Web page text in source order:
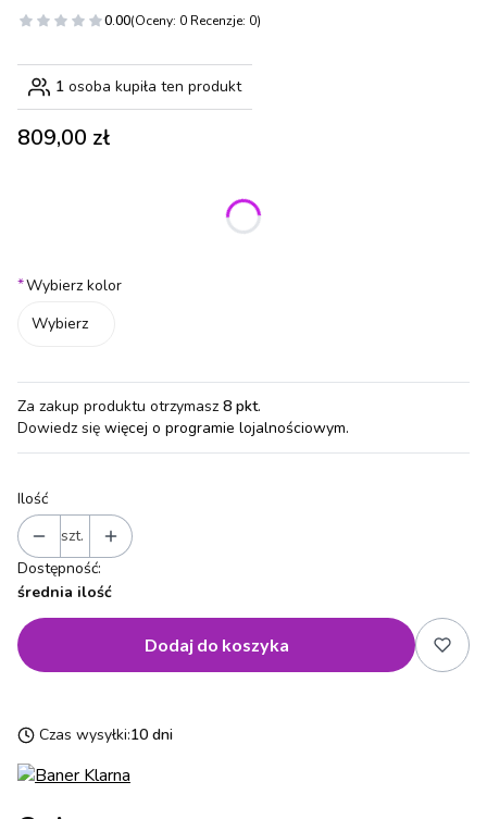
0.00(Oceny: 0 Recenzje: 0)
1 osoba kupiła ten produkt
Cena
809,00 zł
Poszczególne warianty mogą różnić się ceną
*Wybierz kolor
Wybierz
Za zakup produktu otrzymasz 8 pkt.
Dowiedz się więcej o programie lojalnościowym.
Ilość
szt.
Dostępność:
średnia ilość
Dodaj do koszyka
Czas wysyłki:10 dni